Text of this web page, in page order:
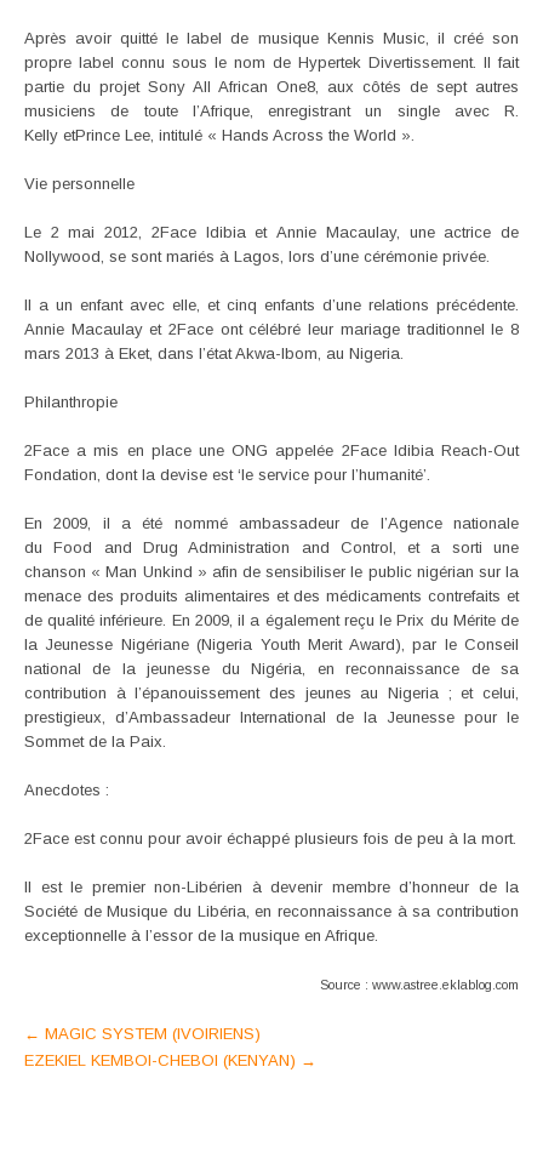
Après avoir quitté le label de musique Kennis Music, il créé son
propre label connu sous le nom de Hypertek Divertissement. Il fait
partie du projet Sony All African One8, aux côtés de sept autres
musiciens de toute l’Afrique, enregistrant un single avec R.
Kelly etPrince Lee, intitulé « Hands Across the World ».
Vie personnelle
Le 2 mai 2012, 2Face Idibia et Annie Macaulay, une actrice de
Nollywood, se sont mariés à Lagos, lors d’une cérémonie privée.
Il a un enfant avec elle, et cinq enfants d’une relations précédente.
Annie Macaulay et 2Face ont célébré leur mariage traditionnel le 8
mars 2013 à Eket, dans l’état Akwa-Ibom, au Nigeria.
Philanthropie
2Face a mis en place une ONG appelée 2Face Idibia Reach-Out
Fondation, dont la devise est ‘le service pour l’humanité’.
En 2009, il a été nommé ambassadeur de l’Agence nationale
du Food and Drug Administration and Control, et a sorti une
chanson « Man Unkind » afin de sensibiliser le public nigérian sur la
menace des produits alimentaires et des médicaments contrefaits et
de qualité inférieure. En 2009, il a également reçu le Prix du Mérite de
la Jeunesse Nigériane (Nigeria Youth Merit Award), par le Conseil
national de la jeunesse du Nigéria, en reconnaissance de sa
contribution à l’épanouissement des jeunes au Nigeria ; et celui,
prestigieux, d’Ambassadeur International de la Jeunesse pour le
Sommet de la Paix.
Anecdotes :
2Face est connu pour avoir échappé plusieurs fois de peu à la mort.
Il est le premier non-Libérien à devenir membre d’honneur de la
Société de Musique du Libéria, en reconnaissance à sa contribution
exceptionnelle à l’essor de la musique en Afrique.
Source : www.astree.eklablog.com
Post
navigation
← MAGIC SYSTEM (IVOIRIENS)
EZEKIEL KEMBOI-CHEBOI (KENYAN) →